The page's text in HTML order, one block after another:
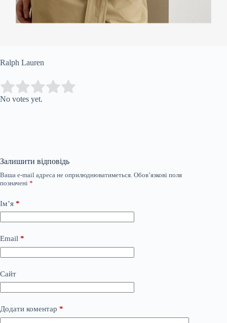
Ralph Lauren
Rate this item:
No votes yet.
Залишити відповідь
Ваша e-mail адреса не оприлюднюватиметься. Обов’язкові поля
позначені *
Ім’я *
Email *
Сайт
Додати коментар *